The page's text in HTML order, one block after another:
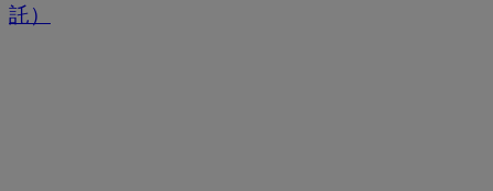
託）